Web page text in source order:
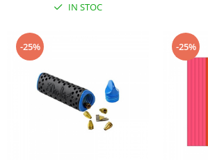
IN STOC
-25% -25%